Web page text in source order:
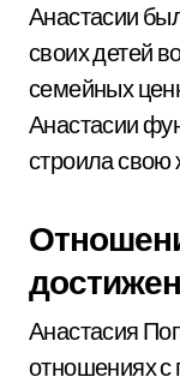
Анастасии
своих детей
семейных
Анастасии
строила свою
Анастасия
отношениях